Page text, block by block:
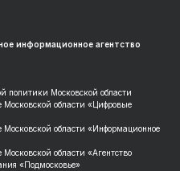
информационное агентство
политики Московской области
Московской области «Цифровые
Московской области «Информационное
области «Агентство
«Подмосковье»